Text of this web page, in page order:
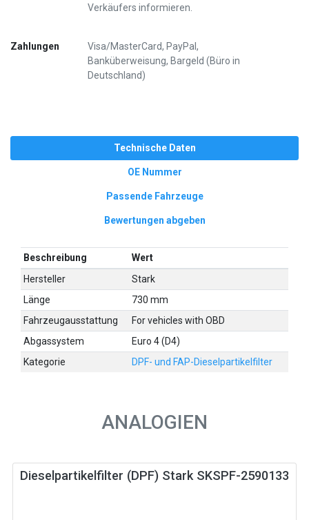
Verkäufers informieren.
Zahlungen
Visa/MasterCard, PayPal,
Banküberweisung, Bargeld (Büro in
Deutschland)
Technische Daten
OE Nummer
Passende Fahrzeuge
Bewertungen abgeben
Beschreibung
Wert
Hersteller
Stark
Länge
730 mm
Fahrzeugausstattung
For vehicles with OBD
Abgassystem
Euro 4 (D4)
Kategorie
DPF- und FAP-Dieselpartikelfilter
ANALOGIEN
Dieselpartikelfilter (DPF) Stark SKSPF-2590133